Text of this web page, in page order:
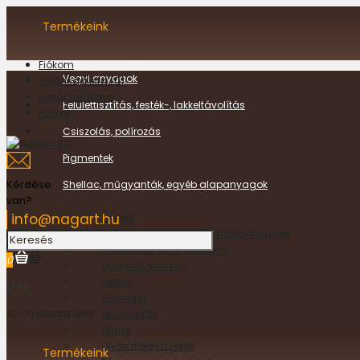
Termékeink
Vegyi anyagok
Felülettisztítás, festék-, lakkeltávolítás
Csiszolás, polírozás
Pigmentek
Shellac, műgyanták, egyéb alapanyagok
Enyvek
Fa- és műanyag kittek, kitöltőanyagok
Fakártevők elleni védelem
Gyanták, viaszok
Lakkok
Méhviasz
Műgyanták
Olajok
Olvasztókészülékek
Fiókom
Kívánságlista (0)
Kosár tartalma
Fizetés
Kérdése
van?
info@nagart.hu
0
Az Ön kosara üres!
Termékeink